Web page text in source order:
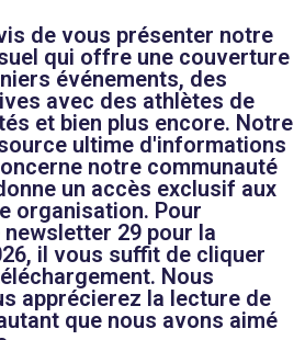
de vous présenter notre
qui offre une couverture
événements, des
avec des athlètes de
et bien plus encore. Notre
ultime d'informations
notre communauté
un accès exclusif aux
organisation. Pour
29 pour la
il vous suffit de cliquer
Nous
apprécierez la lecture de
que nous avons aimé